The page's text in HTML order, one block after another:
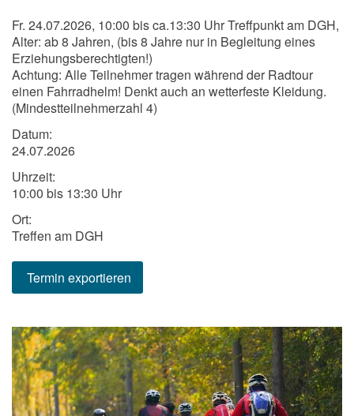
Fr. 24.07.2026, 10:00 bis ca.13:30 Uhr Treffpunkt am DGH,
Alter: ab 8 Jahren, (bis 8 Jahre nur in Begleitung eines
Erziehungsberechtigten!)
Achtung: Alle Teilnehmer tragen während der Radtour
einen Fahrradhelm! Denkt auch an wetterfeste Kleidung.
(Mindestteilnehmerzahl 4)
Datum:
24.07.2026
Uhrzeit:
10:00 bis 13:30 Uhr
Ort:
Treffen am DGH
Termin exportieren